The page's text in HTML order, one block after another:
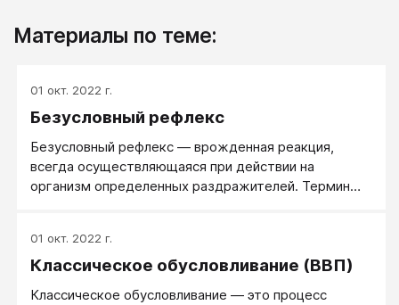
Материалы по теме:
01 окт. 2022 г.
Безусловный рефлекс
Безусловный рефлекс — врожденная реакция,
всегда осуществляющаяся при действии на
организм определенных раздражителей. Термин
01 окт. 2022 г.
Классическое обусловливание (ВВП)
Классическое обусловливание — это процесс